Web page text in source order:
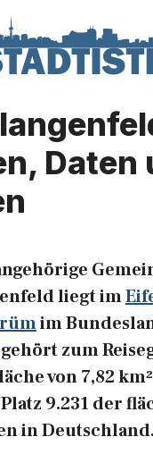
Daten
liegt im
im
zum
von 7,82
9.231 der
in Deutschland.